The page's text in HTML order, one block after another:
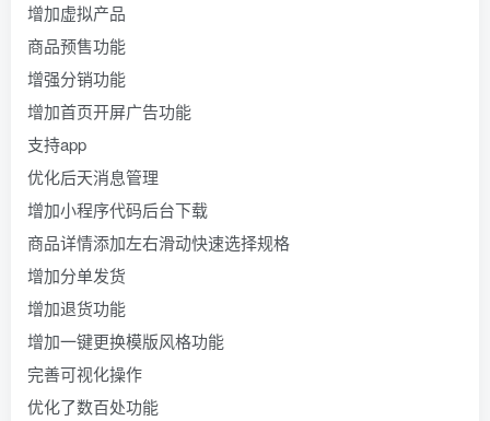
增加虚拟产品
商品预售功能
增强分销功能
增加首页开屏广告功能
支持app
优化后天消息管理
增加小程序代码后台下载
商品详情添加左右滑动快速选择规格
增加分单发货
增加退货功能
增加一键更换模版风格功能
完善可视化操作
优化了数百处功能